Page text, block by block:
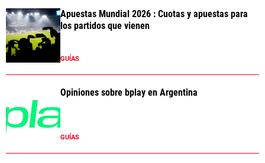
Apuestas Mundial 2026 : Cuotas y apuestas para
los partidos que vienen
GUÍAS
Opiniones sobre bplay en Argentina
GUÍAS